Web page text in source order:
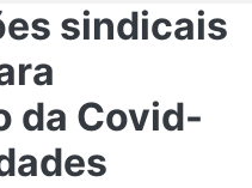
sindicais
da Covid-